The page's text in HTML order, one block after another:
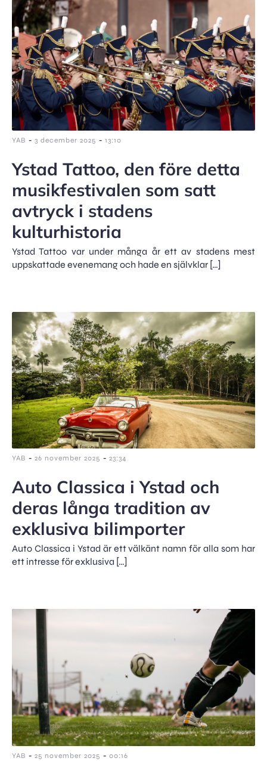
YAB - 3 december 2025 - 13:10
Ystad Tattoo, den före detta
musikfestivalen som satt
avtryck i stadens
kulturhistoria
Ystad Tattoo var under många år ett av stadens mest
uppskattade evenemang och hade en självklar […]
YAB - 26 november 2025 - 23:34
Auto Classica i Ystad och
deras långa tradition av
exklusiva bilimporter
Auto Classica i Ystad är ett välkänt namn för alla som har
ett intresse för exklusiva […]
YAB - 25 november 2025 - 00:16